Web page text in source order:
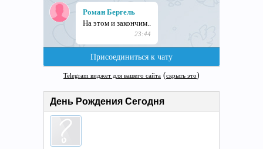
День Рождения Сегодня